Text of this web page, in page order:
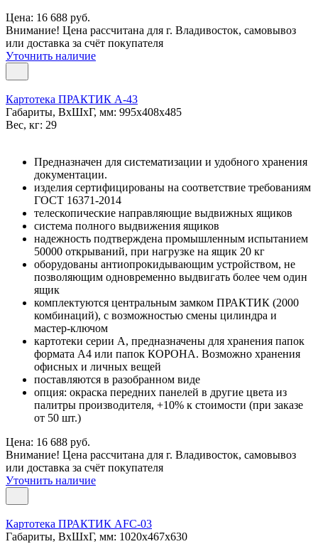
Цена: 16 688 руб.
Внимание! Цена рассчитана для г. Владивосток, самовывоз
или доставка за счёт покупателя
Уточнить наличие
Картотека ПРАКТИК А-43
Габариты, ВxШxГ, мм: 995x408x485
Вес, кг: 29
Предназначен для систематизации и удобного хранения
документации.
изделия сертифицированы на соответствие требованиям
ГОСТ 16371-2014
телескопические направляющие выдвижных ящиков
система полного выдвижения ящиков
надежность подтверждена промышленным испытанием
50000 открываний, при нагрузке на ящик 20 кг
оборудованы антиопрокидывающим устройством, не
позволяющим одновременно выдвигать более чем один
ящик
комплектуются центральным замком ПРАКТИК (2000
комбинаций), с возможностью смены цилиндра и
мастер-ключом
картотеки серии А, предназначены для хранения папок
формата А4 или папок КОРОНА. Возможно хранения
офисных и личных вещей
поставляются в разобранном виде
опция: окраска передних панелей в другие цвета из
палитры производителя, +10% к стоимости (при заказе
от 50 шт.)
Цена: 16 688 руб.
Внимание! Цена рассчитана для г. Владивосток, самовывоз
или доставка за счёт покупателя
Уточнить наличие
Картотека ПРАКТИК AFC-03
Габариты, ВxШxГ, мм: 1020x467x630